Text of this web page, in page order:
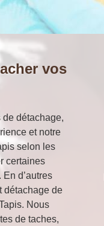
vos
détachage,
et notre
selon les
certaines
d’autres
détachage de
Nous
de taches,